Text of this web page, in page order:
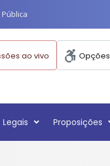
ao vivo
Proposições